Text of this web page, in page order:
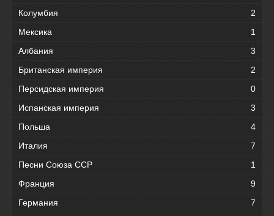
Колумбия
2
Мексика
1
Албания
3
Британская империя
2
Персидская империя
0
Испанская империя
3
Польша
4
Италия
7
Песни Союза ССР
1
Франция
9
Германия
7